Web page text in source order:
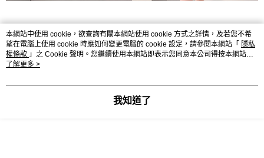
本網站中使用 cookie，欲查詢有關本網站使用 cookie 方式之詳情，及若您不希
望在電腦上使用 cookie 時應如何變更電腦的 cookie 設定，請參閱本網站「 隱私
權條款 」之 Cookie 聲明。您繼續使用本網站即表示您同意本公司得按本網站使
用條款之 Cookie 聲明使用 cookie。
了解更多 >
我知道了